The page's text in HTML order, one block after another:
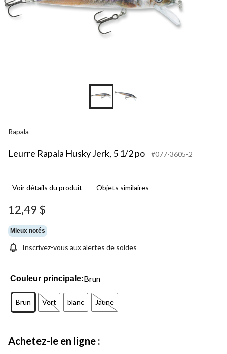
Rapala
Leurre Rapala Husky Jerk, 5 1/2 po #077-3605-2
Voir détails du produit Objets similaires
12,49 $
Mieux notés
Inscrivez-vous aux alertes de soldes
Couleur principale:Brun
Brun Vert blanc Jaune
Achetez-le en ligne :